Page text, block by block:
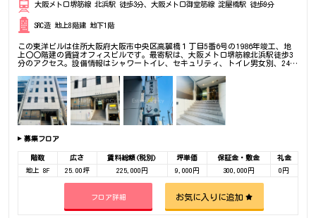
大阪メトロ堺筋線 北浜駅 徒歩3分、大阪メトロ御堂筋線 淀屋橋駅 徒歩9分
SRC造 地上8階建 地下1階
この東洋ビルは住所大阪府大阪市中央区高麗橋１丁目5番6号の1986年竣工、地
上〇〇階建の賃貸オフィスビルです。最寄駅は、大阪メトロ堺筋線北浜駅徒歩3
分のアクセス。設備情報はシャワートイレ、セキュリティ、トイレ男女別、24時
覧下さいませ！ その他、事務所、オフィス移転、不動産の事なら何でもお気軽
にご相談下さい。
募集フロア
階数 広さ 賃料総額(税別) 坪単価 保証金・敷金
礼金
地上 8F
25.00坪 225,000円 9,000円 300,000円 0円
フロア詳細 お気に入りに追加